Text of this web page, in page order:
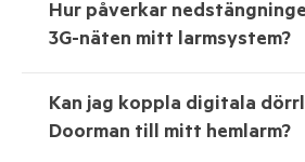
Hur påverkar
3G-näten mitt larmsystem?
Kan jag koppla digitala
Doorman till mitt hemlarm?